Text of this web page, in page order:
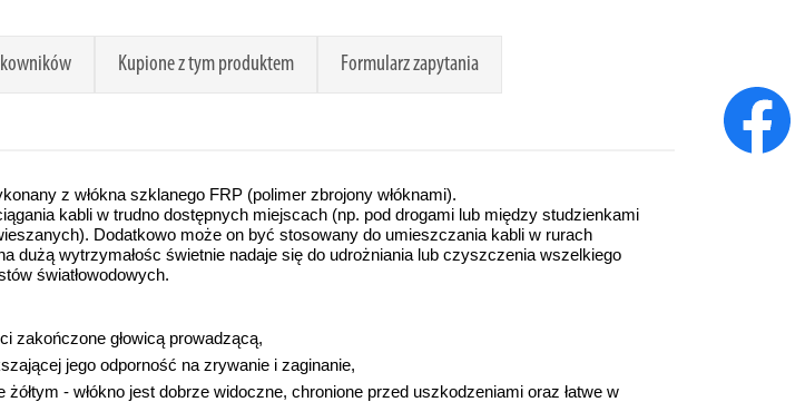
Kupione z tym produktem Formularz zapytania
z włókna szklanego FRP (polimer zbrojony włóknami).
kabli w trudno dostępnych miejscach (np. pod drogami lub między studzienkami
Dodatkowo może on być stosowany do umieszczania kabli w rurach
dużą wytrzymałośc świetnie nadaje się do udrożniania lub czyszczenia wszelkiego
światłowodowych.
zakończone głowicą prowadzącą,
jego odporność na zrywanie i zaginanie,
- włókno jest dobrze widoczne, chronione przed uszkodzeniami oraz łatwe w